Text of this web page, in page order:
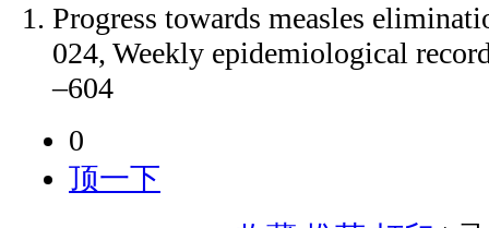
Progress towards measles
024, Weekly epidemiological
–604
0
顶一下